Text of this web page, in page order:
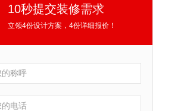
10秒提交装修需求
立领4份设计方案，4份详细报价！